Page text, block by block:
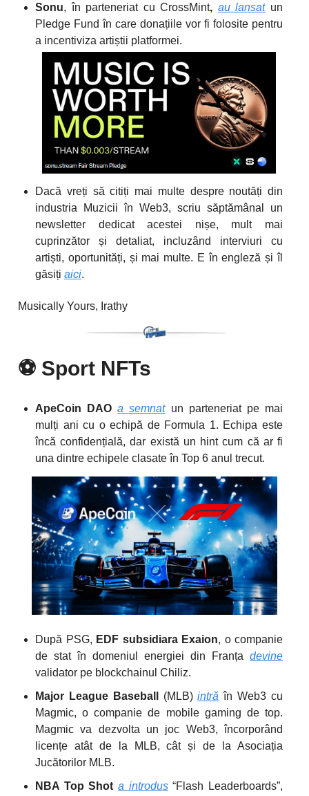
Sonu, în parteneriat cu CrossMint, au lansatun
Pledge Fund în care donațiile vor fi folosite pentru
a incentiviza artiștii platformei.
Dacă vreți să citiți mai multe despre noutăți din
industria Muzicii în Web3, scriu săptămânal un
newsletter dedicat acestei nișe, mult mai
cuprinzător și detaliat, incluzând interviuri cu
artiști, oportunități, și mai multe. E în engleză și îl
găsiți aici.
Musically Yours, Irathy
⚽️ Sport NFTs
ApeCoin DAOa semnatun parteneriat pe mai
mulți ani cu o echipă de Formula 1. Echipa este
încă confidențială, dar există un hint cum că ar fi
una dintre echipele clasate în Top 6 anul trecut.
După PSG, EDF subsidiara Exaion, o companie
de stat în domeniul energiei din Franța devine
validator pe blockchainul Chiliz.
Major League Baseball
(MLB)intră în Web3 cu
Magmic, o companie de mobile gaming de top.
Magmic va dezvolta un joc Web3, încorporând
licențe atât de la MLB, cât și de la Asociația
Jucătorilor MLB.
NBA Top Shot a introdus“Flash Leaderboards”,